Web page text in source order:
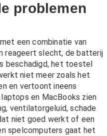
problemen
een combinatie van
reageert slecht, de batterij
beschadigd, het toestel
niet meer zoals het
en vertoont ineens
en MacBooks zien
ventilatorgeluid, schade
niet goed werkt of een
spelcomputers gaat het